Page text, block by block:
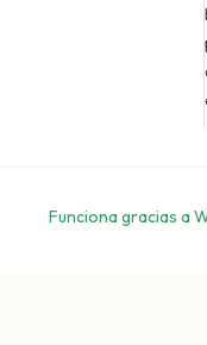
Funciona gracias a